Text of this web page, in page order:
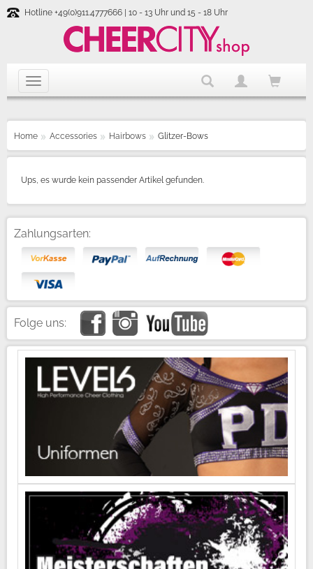
Hotline +49(0)911.4777666 | 10 - 13 Uhr und 15 - 18 Uhr
Home Accessories Hairbows Glitzer-Bows
Ups, es wurde kein passender Artikel gefunden.
Zahlungsarten:
Folge uns: